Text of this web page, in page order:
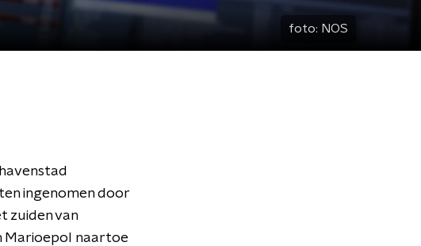
foto: NOS
ingenomen door
zuiden van
Marioepol naartoe